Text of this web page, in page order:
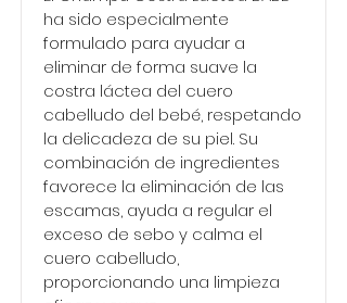
ha sido especialmente
formulado para ayudar a
eliminar de forma suave la
costra láctea del cuero
cabelludo del bebé, respetando
la delicadeza de su piel. Su
combinación de ingredientes
favorece la eliminación de las
escamas, ayuda a regular el
exceso de sebo y calma el
cuero cabelludo,
proporcionando una limpieza